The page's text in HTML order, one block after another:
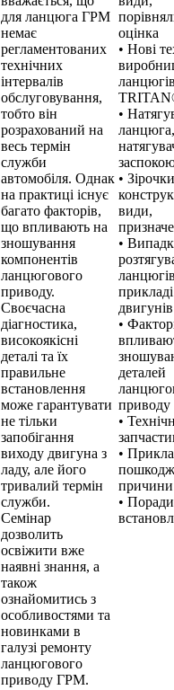
для ланцюга ГРМ
немає
регламентованих
технічних
інтервалів
обслуговування,
тобто він
розрахований на
весь термін
служби
автомобіля. Однак
на практиці існує
багато факторів,
що впливають на
зношування
компонентів
ланцюгового
приводу.
Своєчасна
діагностика,
високоякісні
деталі та їх
правильне
встановлення
може гарантувати
не тільки
запобігання
виходу двигуна з
ладу, але його
тривалий термін
служби.
Семінар
дозволить
освіжити вже
наявні знання, а
також
ознайомитись з
особливостями та
новинками в
галузі ремонту
ланцюгового
приводу ГРМ.
оцінка
• Нові
•
•
види,
•
прикладі
двигунів
•
деталей
приводу
•
•
причини
•